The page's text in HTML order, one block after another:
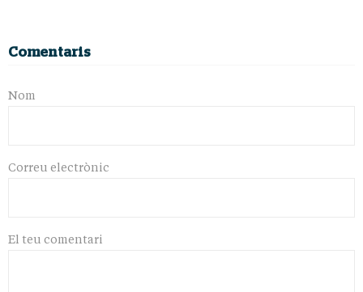
Comentaris
Nom
Correu electrònic
El teu comentari